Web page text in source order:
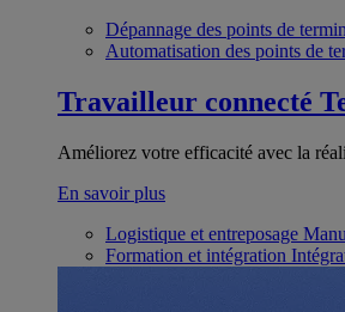
Dépannage des points de
Automatisation des points de
Travailleur connecté
Améliorez votre efficacité avec la
En savoir plus
Logistique et entreposage
Formation et intégration